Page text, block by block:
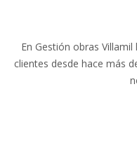
En Gestión obras
clientes desde hace más